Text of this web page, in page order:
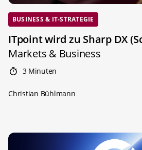
BUSINESS & IT-STRATEGIE
ITpoint wird zu Sharp DX
Markets & Business
3 Minuten
Christian Bühlmann